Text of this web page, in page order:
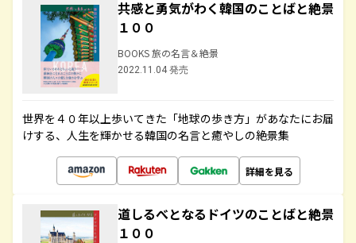
共感と勇気がわく韓国のことばと絶景
１００
BOOKS 旅の名言＆絶景
2022.11.04 発売
世界を４０年以上歩いてきた「地球の歩き方」があなたにお届
けする、人生を輝かせる韓国の名言と癒やしの絶景集
詳細を見る
道しるべとなるドイツのことばと絶景
１００